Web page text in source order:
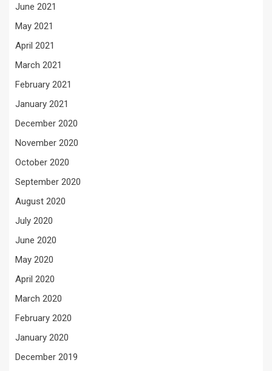
June 2021
May 2021
April 2021
March 2021
February 2021
January 2021
December 2020
November 2020
October 2020
September 2020
August 2020
July 2020
June 2020
May 2020
April 2020
March 2020
February 2020
January 2020
December 2019